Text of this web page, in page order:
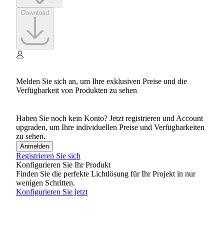
Melden Sie sich an, um Ihre exklusiven Preise und die
Verfügbarkeit von Produkten zu sehen
Haben Sie noch kein Konto? Jetzt registrieren und Account
upgraden, um Ihre individuellen Preise und Verfügbarkeiten
zu sehen.
Anmelden
Registrieren Sie sich
Konfigurieren Sie Ihr Produkt
Finden Sie die perfekte Lichtlösung für Ihr Projekt in nur
wenigen Schritten.
Konfigurieren Sie jetzt